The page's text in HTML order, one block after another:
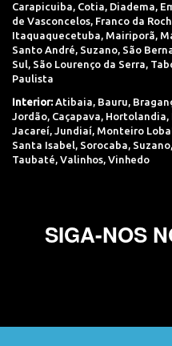
Carapicuiba, Cotia, Diadema,
de Vasconcelos, Franco da
Itaquaquecetuba, Mairiporã,
Santo André, Suzano, São
Sul, São Lourenço da Serra,
Paulista
Interior: Atibaia, Bauru,
Jordão, Caçapava, Hortolandia,
Jacareí, Jundiaí, Monteiro
Santa Isabel, Sorocaba, Suzano,
Taubaté, Valinhos, Vinhedo
SIGA-NOS